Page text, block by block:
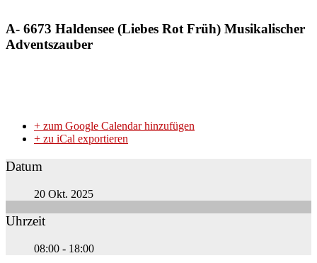
A- 6673 Haldensee (Liebes Rot Früh) Musikalischer
Adventszauber
+ zum Google Calendar hinzufügen
+ zu iCal exportieren
Datum
20 Okt. 2025
Uhrzeit
08:00 - 18:00